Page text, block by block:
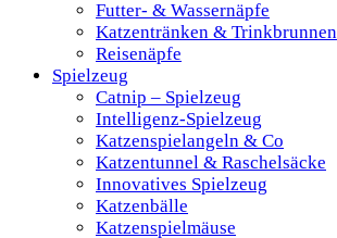
Futter- & Wassernäpfe
Katzentränken & Trinkbrunnen
Reisenäpfe
Spielzeug
Catnip – Spielzeug
Intelligenz-Spielzeug
Katzenspielangeln & Co
Katzentunnel & Raschelsäcke
Innovatives Spielzeug
Katzenbälle
Katzenspielmäuse